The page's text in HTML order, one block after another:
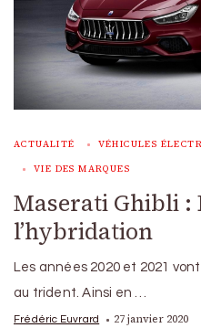
ACTUALITÉ VÉHICULES
VIE DES MARQUES
Maserati Ghibli :
l’hybridation
Les années 2020 et 2021
au trident. Ainsi en …
Frédéric Euvrard 27 janvier 2020